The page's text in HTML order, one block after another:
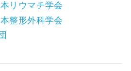
リウマチ学会
整形外科学会